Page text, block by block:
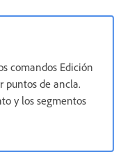
comandos Edición
puntos de ancla.
y los segmentos